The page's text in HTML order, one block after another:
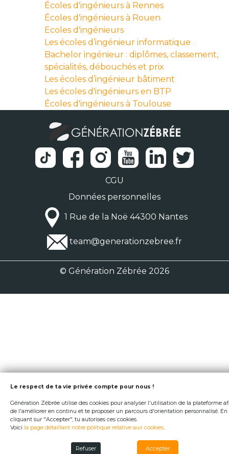
Écoles d'ingénieurs à Rennes
Écoles d'ingénieurs à Rouen
Ecoles d'ingénieurs
Les écoles d’ingénieur informatique
Bachelor ingénieur : diplômes, classement,
spécialités, débouchés et prix
Les écoles d’ingénieur bâtiment
Les écoles d'ingénieurs en BTP
Écoles d'ingénieurs à Toulouse
CGU
Données personnelles
1 Rue de la Noë 44300 Nantes
team@generationzebree.fr
© Génération Zébrée 2026
Le respect de ta vie privée compte pour nous !
Génération Zébrée utilise des cookies pour analyser l'utilisation de la plateforme
de l'améliorer en continu et te proposer un parcours d'orientation personnalisé. En
cliquant sur "Accepter", tu autorises ces cookies.
Voici la page détaillant notre politique relative aux cookies.
Refuser Accepter